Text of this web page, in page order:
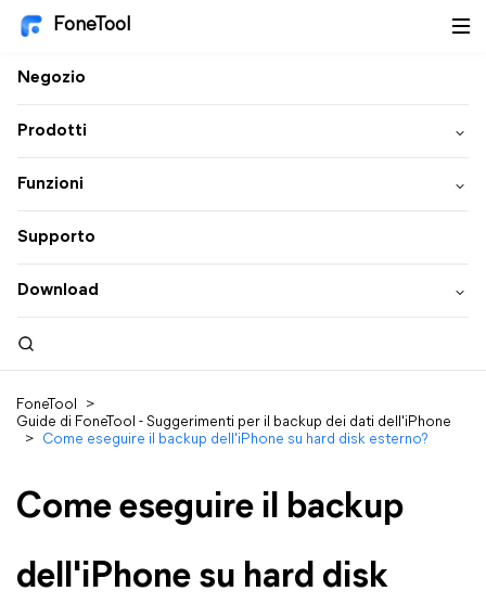
FoneTool
Negozio
Prodotti
Funzioni
Supporto
Download
FoneTool
>
Guide di FoneTool - Suggerimenti per il backup dei dati dell'iPhone
> Come eseguire il backup dell'iPhone su hard disk esterno?
Come eseguire il backup
dell'iPhone su hard disk